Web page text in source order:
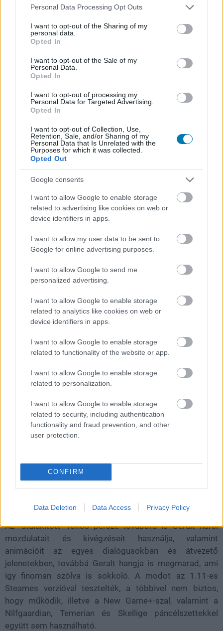
Please note that this website/app uses one or more Google
not limited to your visit or usage behaviour. You may click to
grant or deny consent to Google and its third-party tags to
use your data for below specified purposes in below Google
consent section.
Personal Data Processing Opt Outs
I want to opt-out of the Sharing of my
personal data.
Opted In
I want to opt-out of the Sale of my
Personal Data.
Opted In
I want to opt-out of processing my
Personal Data for Targeted Advertising.
Opted In
I want to opt-out of Collection, Use,
Retention, Sale, and/or Sharing of my
Personal Data that Is Unrelated with the
Purposes for which it was collected.
Opted Out
Google consents
I want to allow Google to enable storage
related to advertising like cookies on web or
device identifiers in apps.
I want to allow my user data to be sent to
Google for online advertising purposes.
I want to allow Google to send me
personalized advertising.
I want to allow Google to enable storage
related to analytics like cookies on web or
device identifiers in apps.
I want to allow Google to enable storage
related to functionality of the website or app.
I want to allow Google to enable storage
related to personalization.
I want to allow Google to enable storage
related to security, including authentication
functionality and fraud prevention, and other
user protection.
CONFIRM
Data Deletion Data Access Privacy Policy
A zseniális moddereknek köszönhetően ezúttal
a The Witcher 3: Wild Hunt főszereplőjét
cserélhetjük le női karakterre, sőt társat is
felfogadhatunk!
Unmute Loaded:
38.57%
újabb és újabb elfoglaltságot a játékosok számára, így
még annak is érdemes visszatérni Ríviai Geralt
kalandjaihoz, aki egyébként már többször átélte azokat.
Reworked Project 2.0
, de akad olyan is, ami a harcokat
Gwent-párbajokracseréli le. A legújabb ötlet az, hogy a
főszereplőt is megváltoztathatjuk.
már számos alkalommal egészítette ki a The
Witcher 3 játékélményét a saját elképzeléseivel. Most
éppen azt tette elérhetővé, hogy lecserélhetjük Geraltot
és a férfi szemnek kedvesebb látványra, vagyis
Yennefert, Shanit vagy Ciritirányíthatjuk helyette.
Az "átalakított" főhős persze továbbra is Geralt harci
mozdulatait és kivégzéseit használja, valamint
animációit az egyes dialógusokban és átvezető
jelenetekben, továbbá Geralt hangja is megmarad, ami
így finoman szólva is sokkoló. A modot az 1.11-es
Steames verzióval tesztelték, a többivel nem biztos,
hogy működik, illetve a New Game+-szal, valamint a
Nilfgaardian, Temerian és Skellige páncélszettekkel
együtt sem használható.